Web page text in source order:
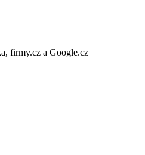
firmy.cz a Google.cz